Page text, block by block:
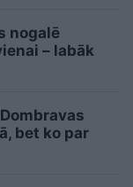
nogalē
– labāk
bet ko par